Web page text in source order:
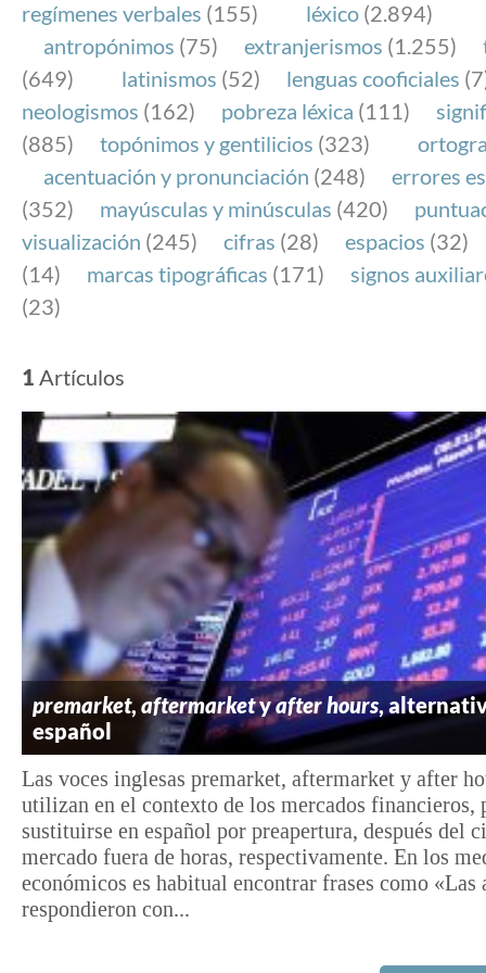
regímenes verbales (155) léxico (2.894)
antropónimos (75) extranjerismos (1.255)
(649)
latinismos (52) lenguas cooficiales
neologismos (162) pobreza léxica (111)
(885)
topónimos y gentilicios (323)
acentuación y pronunciación (248)
errores
(352)
mayúsculas y minúsculas (420)
visualización (245) cifras (28) espacios (32)
(14)
marcas tipográficas (171)
signos
(23)
1 Artículos
premarket, aftermarketyafter hours,
español
Las voces inglesas premarket, aftermarket y after
utilizan en el contexto de los mercados financieros,
sustituirse en español por preapertura, después del
mercado fuera de horas, respectivamente. En los
económicos es habitual encontrar frases como «Las
respondieron con...